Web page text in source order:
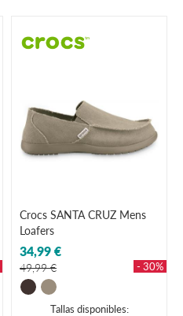
Crocs SANTA CRUZ Mens
Loafers
34,99 €
49,99 € - 30%
Tallas disponibles: